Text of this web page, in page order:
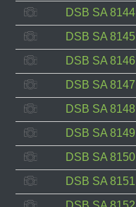
DSB SA 8144
DSB SA 8145
DSB SA 8146
DSB SA 8147
DSB SA 8148
DSB SA 8149
DSB SA 8150
DSB SA 8151